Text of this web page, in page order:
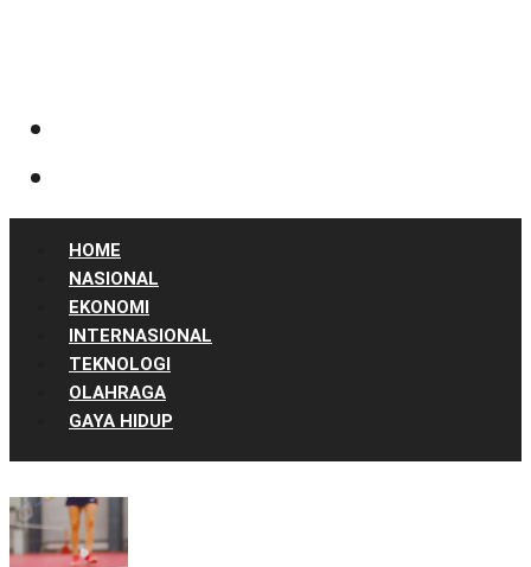
HOME
NASIONAL
EKONOMI
INTERNASIONAL
TEKNOLOGI
OLAHRAGA
GAYA HIDUP